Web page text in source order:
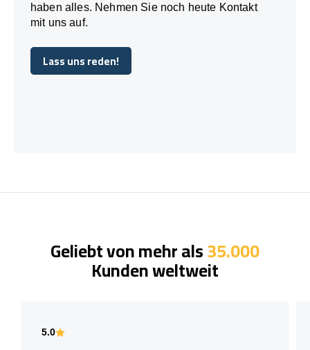
haben alles. Nehmen Sie noch heute Kontakt
mit uns auf.
Lass uns reden!
Lass uns reden!
Geliebt von mehr als35.000
Kunden weltweit
5.0